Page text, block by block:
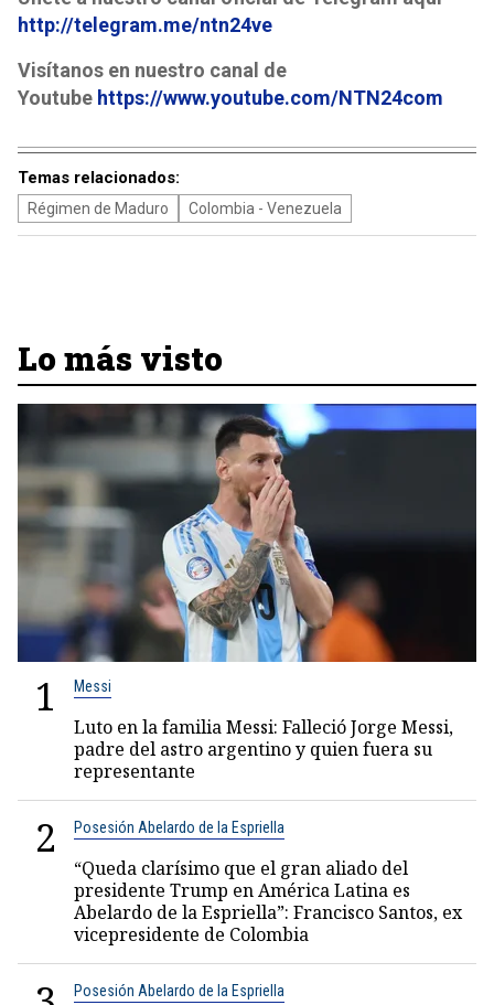
http://telegram.me/ntn24ve
Visítanos en nuestro canal de
Youtube https://www.youtube.com/NTN24com
Temas relacionados:
Régimen de Maduro Colombia - Venezuela
Lo más visto
1 Messi
Luto en la familia Messi: Falleció Jorge Messi,
padre del astro argentino y quien fuera su
representante
2 Posesión Abelardo de la Espriella
“Queda clarísimo que el gran aliado del
presidente Trump en América Latina es
Abelardo de la Espriella”: Francisco Santos, ex
vicepresidente de Colombia
Posesión Abelardo de la Espriella